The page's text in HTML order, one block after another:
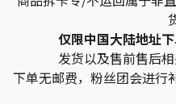
仅限中国大陆地址
发货以及售前售后
下单无邮费，粉丝团会进行